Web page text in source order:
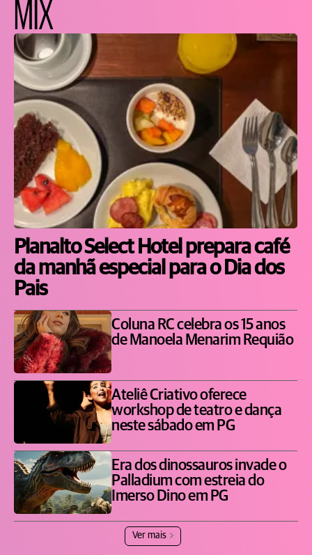
MIX
Planalto Select Hotel prepara café
da manhã especial para o Dia dos
Pais
Coluna RC celebra os 15 anos
de Manoela Menarim Requião
Ateliê Criativo oferece
workshop de teatro e dança
neste sábado em PG
Era dos dinossauros invade o
Palladium com estreia do
Imerso Dino em PG
Ver mais